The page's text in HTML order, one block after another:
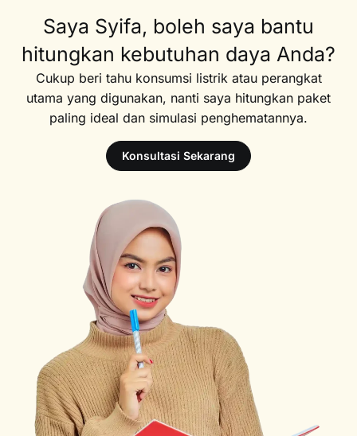
Saya Syifa, boleh saya bantu
hitungkan kebutuhan daya Anda?
Cukup beri tahu konsumsi listrik atau perangkat
utama yang digunakan, nanti saya hitungkan paket
paling ideal dan simulasi penghematannya.
Konsultasi Sekarang